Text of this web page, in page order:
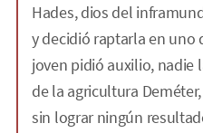
Hades, dios del
y decidió raptarla en uno
joven pidió auxilio, nadie
de la agricultura
sin lograr ningún